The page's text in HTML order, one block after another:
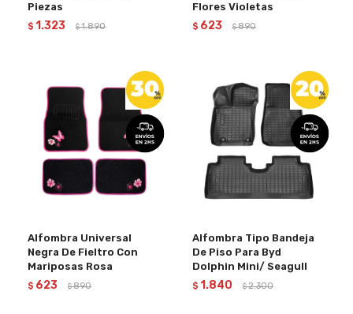
Piezas
$ 1.323 $ 1.890
Flores Violetas
$ 623 $ 890
Alfombra Universal
Negra De Fieltro Con
Mariposas Rosa
$ 623 $ 890
Alfombra Tipo Bandeja
De Piso Para Byd
Dolphin Mini/ Seagull
$ 1.840 $ 2.300